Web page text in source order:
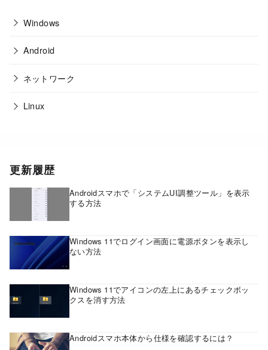
Windows
Android
ネットワーク
Linux
更新履歴
Androidスマホで「システムUI調整ツール」を表示
する方法
Windows 11でログイン画面に電源ボタンを表示し
ない方法
Windows 11でアイコンの左上にあるチェックボッ
クスを消す方法
Androidスマホ本体から仕様を確認するには？